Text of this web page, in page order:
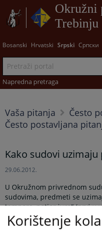
Okružni
Trebinju
Bosanski Hrvatski Srpski Српски
Napredna pretraga
Vaša pitanja
Često
Često postavljana
Kako sudovi
29.06.2012.
U Okružnom privrednom
sudovima, predmeti se
tempore, potior iure“ (prvi u
hronološkom redu
zahtjeva, tužbe i sl.).
Korištenje